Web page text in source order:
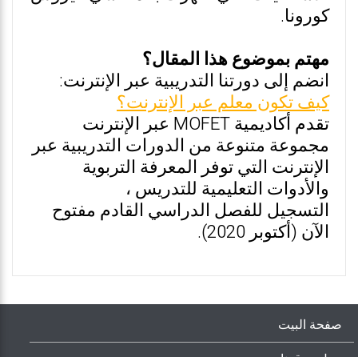
كورونا.
مهتم بموضوع هذا المقال؟
انضم إلى دورتنا التدريبية عبر الإنترنت:
كيف تكون معلم عبر الإنترنت؟
تقدم أكاديمية MOFET عبر الإنترنت
مجموعة متنوعة من الدورات التدريبية عبر
الإنترنت التي توفر المعرفة التربوية
والأدوات التعليمية للتدريس ،
التسجيل للفصل الدراسي القادم مفتوح
الآن (أكتوبر 2020).
صفحة البيت